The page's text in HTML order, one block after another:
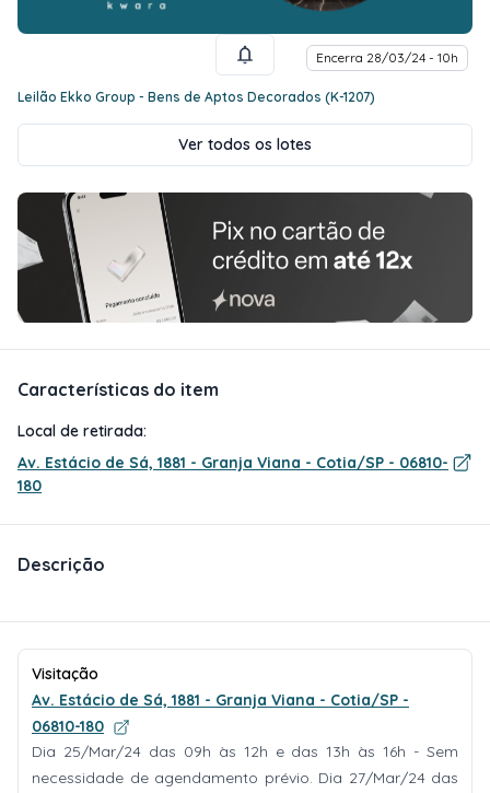
Encerra 28/03/24 - 10h
Leilão Ekko Group - Bens de Aptos Decorados (K-1207)
Ver todos os lotes
Características do item
Local de retirada:
Av. Estácio de Sá, 1881 - Granja Viana - Cotia/SP - 06810-
180
Descrição
Visitação
Av. Estácio de Sá, 1881 - Granja Viana - Cotia/SP -
06810-180
Dia 25/Mar/24 das 09h às 12h e das 13h às 16h - Sem
necessidade de agendamento prévio. Dia 27/Mar/24 das